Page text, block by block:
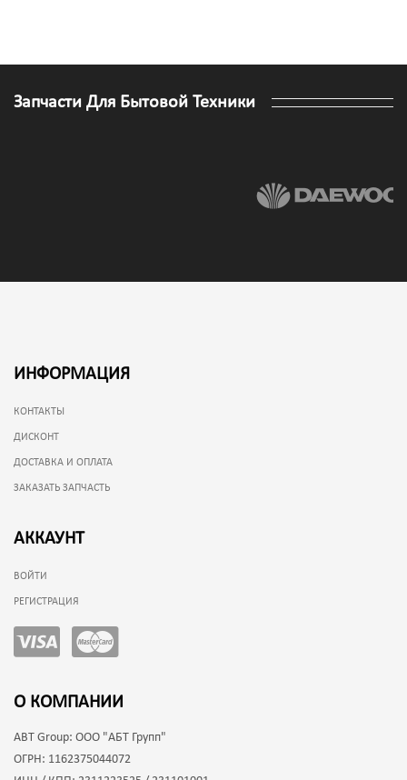
Запчасти Для Бытовой Техники
ИНФОРМАЦИЯ
КОНТАКТЫ
ДИСКОНТ
ДОСТАВКА И ОПЛАТА
ЗАКАЗАТЬ ЗАПЧАСТЬ
АККАУНТ
ВОЙТИ
РЕГИСТРАЦИЯ
О КОМПАНИИ
ABT Group: ООО "АБТ Групп"
ОГРН: 1162375044072